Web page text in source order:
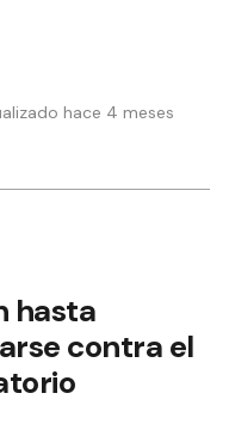
hace 4 meses
hasta
contra el